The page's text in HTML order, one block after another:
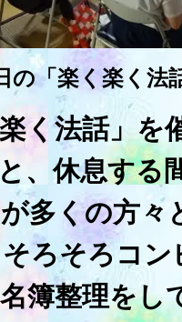
の「楽く楽く法
く法話」を
、休息する
多くの方々
ろそろコ
簿整理をし